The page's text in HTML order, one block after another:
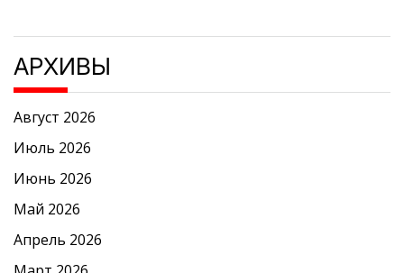
АРХИВЫ
Август 2026
Июль 2026
Июнь 2026
Май 2026
Апрель 2026